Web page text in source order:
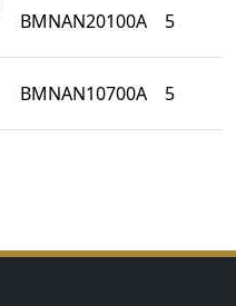
BMNAN20100A 5
BMNAN10700A 5